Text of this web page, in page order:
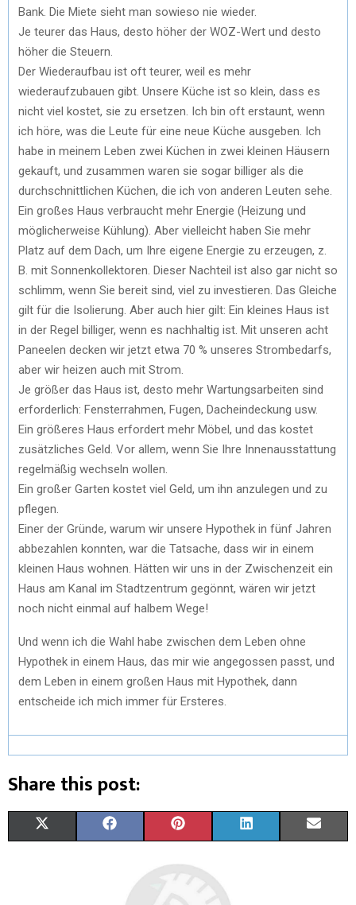
Bank. Die Miete sieht man sowieso nie wieder.
Je teurer das Haus, desto höher der WOZ-Wert und desto
höher die Steuern.
Der Wiederaufbau ist oft teurer, weil es mehr
wiederaufzubauen gibt. Unsere Küche ist so klein, dass es
nicht viel kostet, sie zu ersetzen. Ich bin oft erstaunt, wenn
ich höre, was die Leute für eine neue Küche ausgeben. Ich
habe in meinem Leben zwei Küchen in zwei kleinen Häusern
gekauft, und zusammen waren sie sogar billiger als die
durchschnittlichen Küchen, die ich von anderen Leuten sehe.
Ein großes Haus verbraucht mehr Energie (Heizung und
möglicherweise Kühlung). Aber vielleicht haben Sie mehr
Platz auf dem Dach, um Ihre eigene Energie zu erzeugen, z.
B. mit Sonnenkollektoren. Dieser Nachteil ist also gar nicht so
schlimm, wenn Sie bereit sind, viel zu investieren. Das Gleiche
gilt für die Isolierung. Aber auch hier gilt: Ein kleines Haus ist
in der Regel billiger, wenn es nachhaltig ist. Mit unseren acht
Paneelen decken wir jetzt etwa 70 % unseres Strombedarfs,
aber wir heizen auch mit Strom.
Je größer das Haus ist, desto mehr Wartungsarbeiten sind
erforderlich: Fensterrahmen, Fugen, Dacheindeckung usw.
Ein größeres Haus erfordert mehr Möbel, und das kostet
zusätzliches Geld. Vor allem, wenn Sie Ihre Innenausstattung
regelmäßig wechseln wollen.
Ein großer Garten kostet viel Geld, um ihn anzulegen und zu
pflegen.
Einer der Gründe, warum wir unsere Hypothek in fünf Jahren
abbezahlen konnten, war die Tatsache, dass wir in einem
kleinen Haus wohnen. Hätten wir uns in der Zwischenzeit ein
Haus am Kanal im Stadtzentrum gegönnt, wären wir jetzt
noch nicht einmal auf halbem Wege!
Und wenn ich die Wahl habe zwischen dem Leben ohne
Hypothek in einem Haus, das mir wie angegossen passt, und
dem Leben in einem großen Haus mit Hypothek, dann
entscheide ich mich immer für Ersteres.
Share this post: